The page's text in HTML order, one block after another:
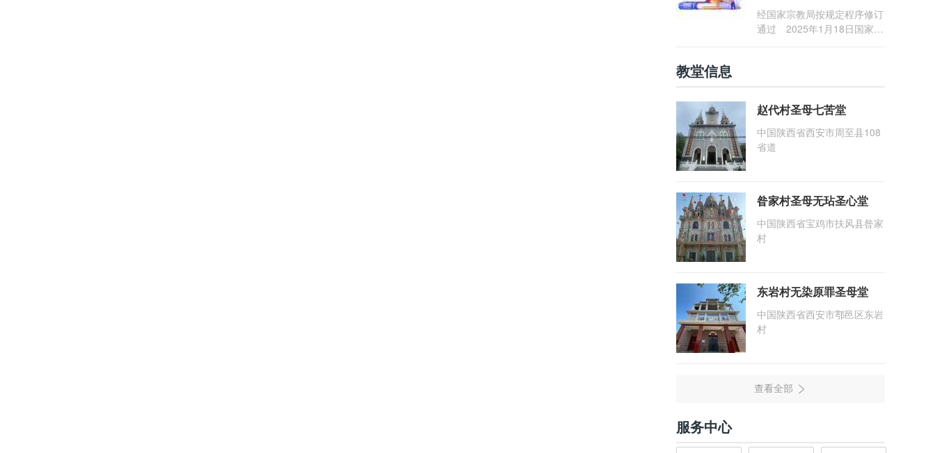
经国家宗教局按规定程序修订
通过 2025年1月18日国家宗
教堂信息
赵代村圣母七苦堂
中国陕西省西安市周至县108
省道
昝家村圣母无玷圣心堂
中国陕西省宝鸡市扶风县昝家
村
东岩村无染原罪圣母堂
中国陕西省西安市鄠邑区东岩
村
服务中心